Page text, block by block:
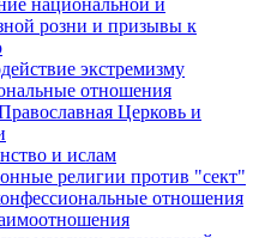
национальной и
розни и призывы к
экстремизму
отношения
Церковь и
и ислам
религии против "сект"
отношения